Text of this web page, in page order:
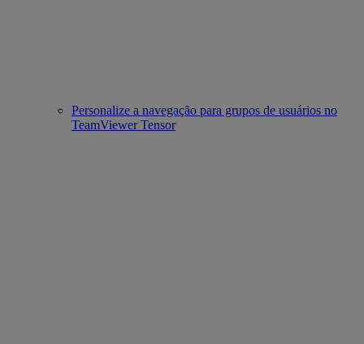
Personalize a navegação para grupos de usuários no
TeamViewer Tensor